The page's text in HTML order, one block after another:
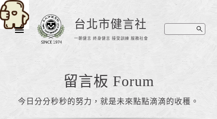
台北市健言社
一朝健言 終身健言 接受訓練 服務社會
留言板 Forum
今日分分秒秒的努力，就是未來點點滴滴的收穫。